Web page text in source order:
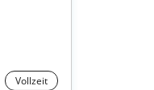
Vollzeit